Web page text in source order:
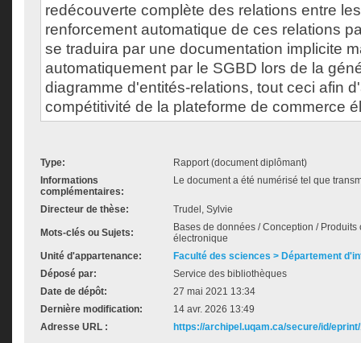
redécouverte complète des relations entre
renforcement automatique de ces relations
se traduira par une documentation implicite
automatiquement par le SGBD lors de la
diagramme d'entités-relations, tout ceci afin
compétitivité de la plateforme de commerce
Type:
Rapport (document diplômant)
Informations
complémentaires:
Le document a été numérisé tel que
Directeur de thèse: Trudel, Sylvie
Mots-clés ou Sujets:
Bases de données / Conception /
électronique
Unité d'appartenance:
Faculté des sciences > Département
Déposé par:
Service des bibliothèques
Date de dépôt:
27 mai 2021 13:34
Dernière modification:
14 avr. 2026 13:49
Adresse URL :
https://archipel.uqam.ca/secure/id/